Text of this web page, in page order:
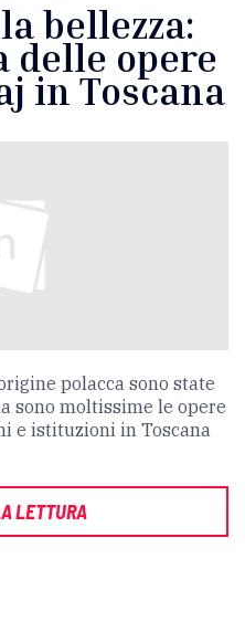
bellezza:
delle opere
in Toscana
polacca sono state
sono moltissime le opere
e istituzioni in Toscana
LETTURA